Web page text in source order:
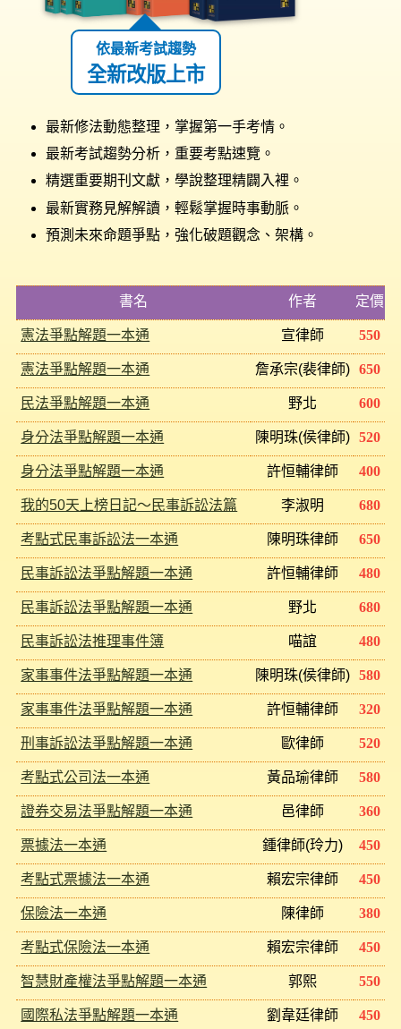
依最新考試趨勢
全新改版上市
最新修法動態整理，掌握第一手考情。
最新考試趨勢分析，重要考點速覽。
精選重要期刊文獻，學說整理精闢入裡。
最新實務見解解讀，輕鬆掌握時事動脈。
預測未來命題爭點，強化破題觀念、架構。
書名 作者 定價
憲法爭點解題一本通 宣律師 550
憲法爭點解題一本通 詹承宗(裴律師) 650
民法爭點解題一本通 野北 600
身分法爭點解題一本通 陳明珠(侯律師) 520
身分法爭點解題一本通 許恒輔律師 400
我的50天上榜日記～民事訴訟法篇 李淑明 680
考點式民事訴訟法一本通 陳明珠律師 650
民事訴訟法爭點解題一本通 許恒輔律師 480
民事訴訟法爭點解題一本通 野北 680
民事訴訟法推理事件簿 喵誼 480
家事事件法爭點解題一本通 陳明珠(侯律師) 580
家事事件法爭點解題一本通 許恒輔律師 320
刑事訴訟法爭點解題一本通 歐律師 520
考點式公司法一本通 黃品瑜律師 580
證券交易法爭點解題一本通 邑律師 360
票據法一本通 鍾律師(玲力) 450
考點式票據法一本通 賴宏宗律師 450
保險法一本通 陳律師 380
考點式保險法一本通 賴宏宗律師 450
智慧財產權法爭點解題一本通 郭熙 550
國際私法爭點解題一本通 劉韋廷律師 450